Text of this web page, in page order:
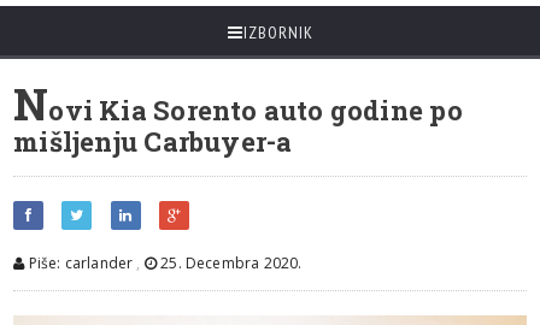
IZBORNIK
Novi Kia Sorento auto godine po
mišljenju Carbuyer-a
Piše: carlander , 25. Decembra 2020.